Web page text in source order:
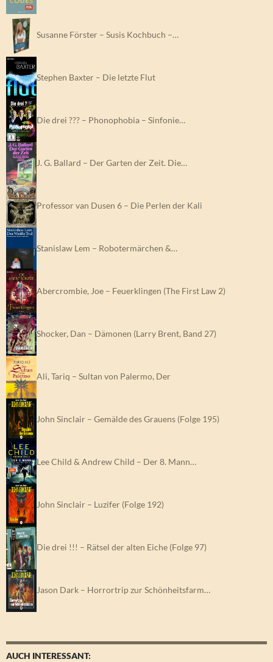
Susanne Förster – Susis Kochbuch –…
Stephen Baxter – Die letzte Flut
Die drei ??? – Phonophobia – Sinfonie…
J. G. Ballard – Der Garten der Zeit. Die…
Professor van Dusen 6 – Die Perlen der Kali
Stanislaw Lem – Robotermärchen &…
Abercrombie, Joe – Feuerklingen (The First Law 2)
Shocker, Dan – Dämonen (Larry Brent, Band 27)
Ali, Tariq – Sultan von Palermo, Der
John Sinclair – Gemälde des Grauens (Folge 195)
Lee Child & Andrew Child – Der 8. Mann…
John Sinclair – Luzifer (Folge 192)
Die drei !!! – Rätsel der alten Eiche (Folge 97)
Jason Dark – Horrortrip zur Schönheitsfarm…
AUCH INTERESSANT: